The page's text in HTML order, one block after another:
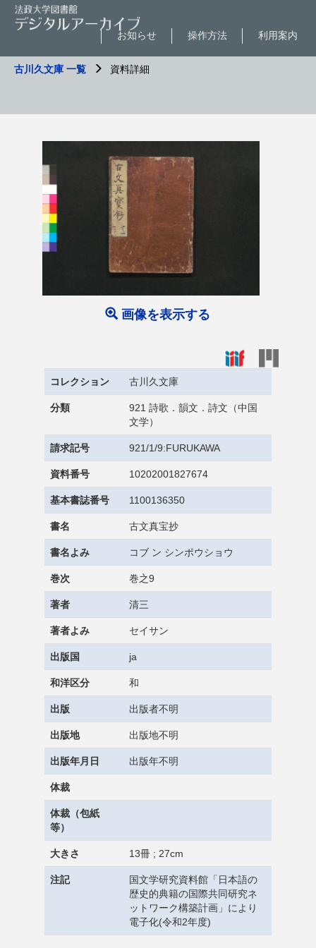
利用案内
操作方法
お知らせ
古川久文庫 一覧 資料詳細
画像を表示する
コレクション 古川久文庫
分類
921 詩歌．韻文．詩文（中国
文学）
請求記号 921/1/9:FURUKAWA
資料番号 10202001827674
基本書誌番号 1100136350
書名 古文真宝抄
書名よみ コブ ン シンポウショウ
巻次 巻之9
著者 清三
著者よみ セイサン
出版国 ja
和洋区分 和
出版 出版者不明
出版地 出版地不明
出版年月日 出版年不明
体裁
体裁（包紙
等）
大きさ 13冊 ; 27cm
注記
国文学研究資料館「日本語の
歴史的典籍の国際共同研究ネ
ットワーク構築計画」により
電子化(令和2年度)